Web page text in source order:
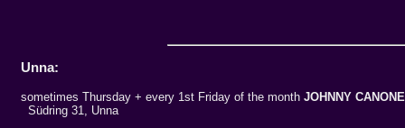
Unna:
sometimes Thursday + every 1st Friday of the month JOHNNY CANONE
Südring 31, Unna